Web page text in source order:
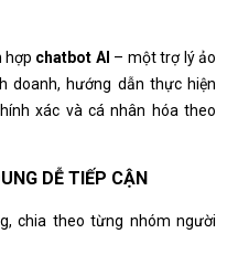
hợp chatbot AI – một trợ lý ảo
doanh, hướng dẫn thực hiện
xác và cá nhân hóa theo
DỄ TIẾP CẬN
chia theo từng nhóm người